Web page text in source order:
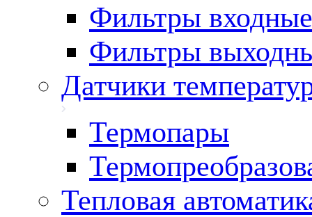
Фильтры входные
Фильтры
Датчики
Термопары
Тепловая